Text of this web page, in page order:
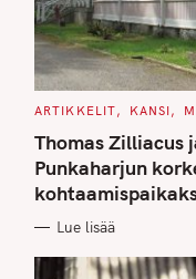
C
T
E
G
O
R
I
S
ARTIKKELIT KANSI
Thomas Zilliacus
Punkaharjun
Lue lisää